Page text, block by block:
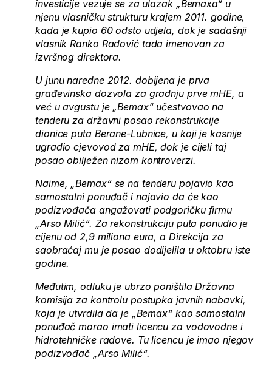
investicije vezuje se za ulazak „Bemaxa“ u
njenu vlasničku strukturu krajem 2011. godine,
kada je kupio 60 odsto udjela, dok je sadašnji
vlasnik Ranko Radović tada imenovan za
izvršnog direktora.
U junu naredne 2012. dobijena je prva
građevinska dozvola za gradnju prve mHE, a
već u avgustu je „Bemax“ učestvovao na
tenderu za državni posao rekonstrukcije
dionice puta Berane-Lubnice, u koji je kasnije
ugradio cjevovod za mHE, dok je cijeli taj
posao obilježen nizom kontroverzi.
Naime, „Bemax“ se na tenderu pojavio kao
samostalni ponuđač i najavio da će kao
podizvođača angažovati podgoričku firmu
„Arso Milić“. Za rekonstrukciju puta ponudio je
cijenu od 2,9 miliona eura, a Direkcija za
saobraćaj mu je posao dodijelila u oktobru iste
godine.
Međutim, odluku je ubrzo poništila Državna
komisija za kontrolu postupka javnih nabavki,
koja je utvrdila da je „Bemax“ kao samostalni
ponuđač morao imati licencu za vodovodne i
hidrotehničke radove. Tu licencu je imao njegov
podizvođač „Arso Milić“.